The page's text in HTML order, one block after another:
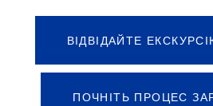
ВІДВІДАЙТЕ
ПОЧНІТЬ ПРОЦЕС